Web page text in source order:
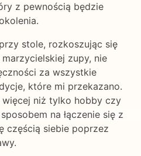
z pewnością będzie
stole, rozkoszując się
zupy, nie
za wszystkie
które mi przekazano.
więcej niż tylko hobby czy
na łączenie się z
częścią siebie poprzez